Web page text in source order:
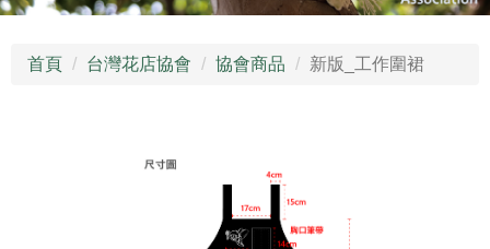
首頁 台灣花店協會 協會商品 新版_工作圍裙